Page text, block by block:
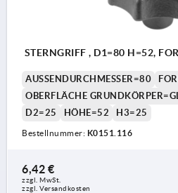
STERNGRIFF , D1=80 H=52,
AUSSENDURCHMESSER=80
OBERFLÄCHE
D2=25
HÖHE=52 H3=25
Bestellnummer: K0151.116
6,42 €
zzgl. MwSt.
zzgl. Versandkosten